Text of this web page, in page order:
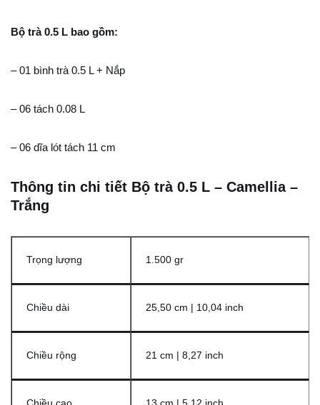
Bộ trà 0.5 L bao gồm:
– 01 bình trà 0.5 L + Nắp
– 06 tách 0.08 L
– 06 dĩa lót tách 11 cm
Thông tin chi tiết Bộ trà 0.5 L – Camellia –
Trắng
Trọng lượng 1.500 gr
Chiều dài 25,50 cm | 10,04 inch
Chiều rộng 21 cm | 8,27 inch